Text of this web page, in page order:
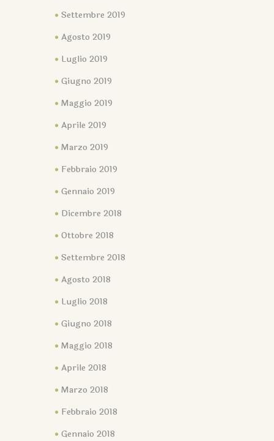
Settembre 2019
Agosto 2019
Luglio 2019
Giugno 2019
Maggio 2019
Aprile 2019
Marzo 2019
Febbraio 2019
Gennaio 2019
Dicembre 2018
Ottobre 2018
Settembre 2018
Agosto 2018
Luglio 2018
Giugno 2018
Maggio 2018
Aprile 2018
Marzo 2018
Febbraio 2018
Gennaio 2018